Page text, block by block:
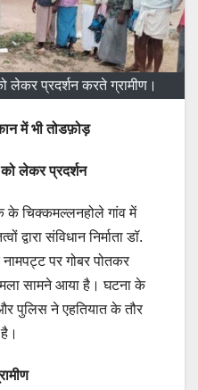
लेकर प्रदर्शन करते ग्रामीण।
में भी तोडफ़ोड़
को लेकर प्रदर्शन
चिक्कमल्लनहोले गांव में
द्वारा संविधान निर्माता डॉ.
पर गोबर पोतकर
सामने आया है। घटना के
पुलिस ने एहतियात के तौर